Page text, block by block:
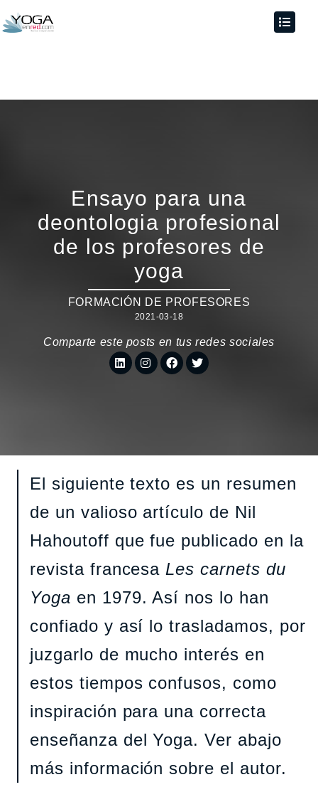
Ensayo para una
deontologia profesional
de los profesores de
yoga
FORMACIÓN DE PROFESORES
2021-03-18
Comparte este posts en tus redes sociales
El siguiente texto es un resumen
de un valioso artículo de Nil
Hahoutoff que fue publicado en la
revista francesa Les carnets du
Yoga en 1979. Así nos lo han
confiado y así lo trasladamos, por
juzgarlo de mucho interés en
estos tiempos confusos, como
inspiración para una correcta
enseñanza del Yoga. Ver abajo
más información sobre el autor.